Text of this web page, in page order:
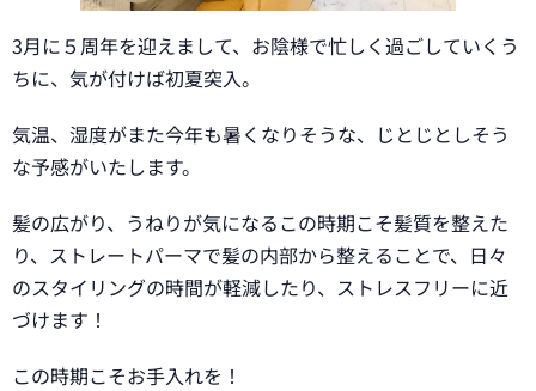
3月に５周年を迎えまして、お陰様で忙しく過ごしていくう
ちに、気が付けば初夏突入。
気温、湿度がまた今年も暑くなりそうな、じとじとしそう
な予感がいたします。
髪の広がり、うねりが気になるこの時期こそ髪質を整えた
り、ストレートパーマで髪の内部から整えることで、日々
のスタイリングの時間が軽減したり、ストレスフリーに近
づけます！
この時期こそお手入れを！